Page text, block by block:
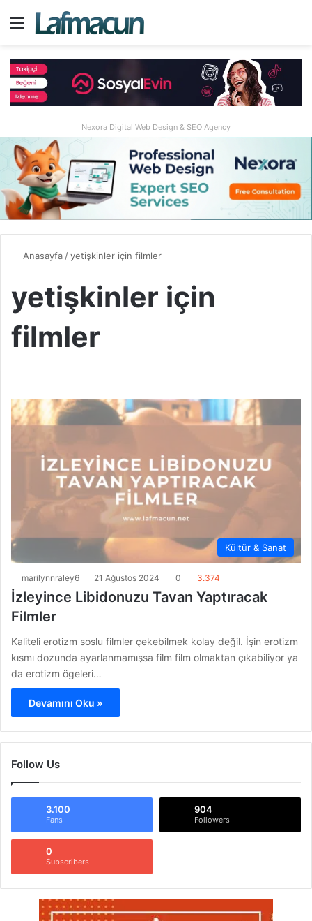
Menü
Nexora Digital Web Design & SEO Agency
Anasayfa/yetişkinler için filmler
yetişkinler için
filmler
Kültür & Sanat
marilynnraley6 21 Ağustos 2024 0 3.374
İzleyince Libidonuzu Tavan Yaptıracak
Filmler
Kaliteli erotizm soslu filmler çekebilmek kolay değil. İşin erotizm
kısmı dozunda ayarlanmamışsa film film olmaktan çıkabiliyor ya
da erotizm ögeleri…
Devamını Oku »
Follow Us
3.100
Fans
904
Followers
0
Subscribers